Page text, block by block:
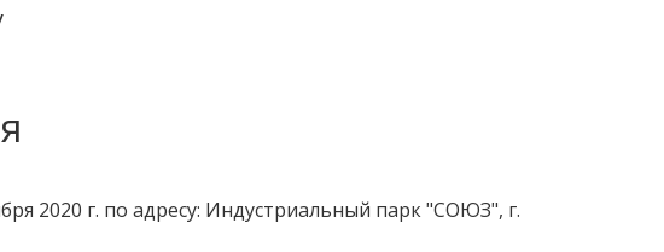
2020 г. по адресу: Индустриальный парк "СОЮЗ", г.